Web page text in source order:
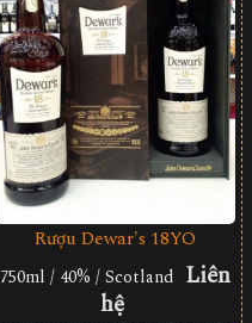
Rượu Dewar's 18YO
750ml / 40% / Scotland Liên
hệ